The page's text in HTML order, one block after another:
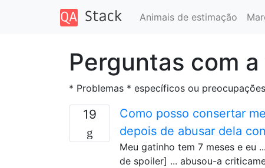
Animais de estimação
Perguntas com
* Problemas * específicos ou
19
Como posso consertar
depois de abusar dela
Meu gatinho tem 7 meses e eu
de spoiler] ... abusou-a